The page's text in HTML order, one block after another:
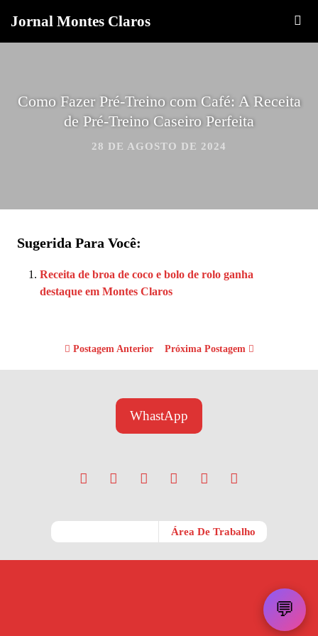
Jornal Montes Claros
Como Fazer Pré-Treino com Café: A Receita
de Pré-Treino Caseiro Perfeita
28 DE AGOSTO DE 2024
Sugerida Para Você:
Receita de broa de coco e bolo de rolo ganha
destaque em Montes Claros
Postagem Anterior Próxima Postagem
WhastApp
💬
Área De Trabalho